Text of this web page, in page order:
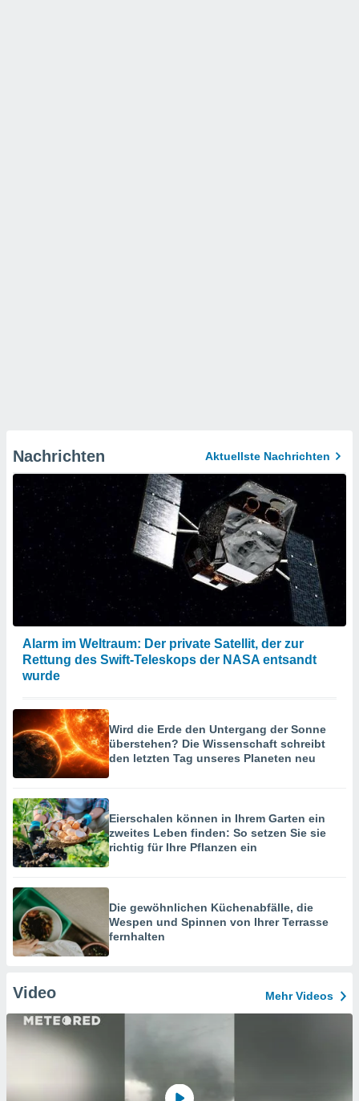
Nachrichten Aktuellste Nachrichten
Alarm im Weltraum: Der private Satellit, der zur
Rettung des Swift-Teleskops der NASA entsandt
wurde
Wird die Erde den Untergang der Sonne
überstehen? Die Wissenschaft schreibt
den letzten Tag unseres Planeten neu
Eierschalen können in Ihrem Garten ein
zweites Leben finden: So setzen Sie sie
richtig für Ihre Pflanzen ein
Die gewöhnlichen Küchenabfälle, die
Wespen und Spinnen von Ihrer Terrasse
fernhalten
Video Mehr Videos